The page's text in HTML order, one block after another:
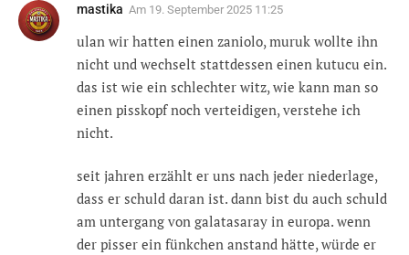
mastika Am 19. September 2025 11:25
ulan wir hatten einen zaniolo, muruk wollte ihn
nicht und wechselt stattdessen einen kutucu ein.
das ist wie ein schlechter witz, wie kann man so
einen pisskopf noch verteidigen, verstehe ich
nicht.
seit jahren erzählt er uns nach jeder niederlage,
dass er schuld daran ist. dann bist du auch schuld
am untergang von galatasaray in europa. wenn
der pisser ein fünkchen anstand hätte, würde er